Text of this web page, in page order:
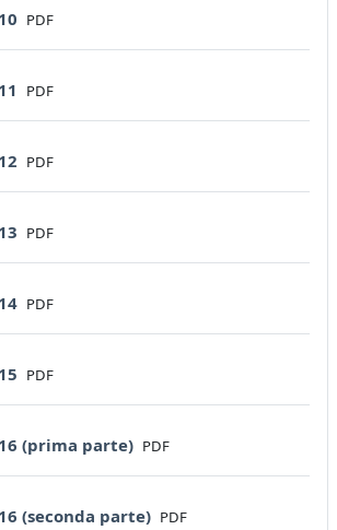
File
PDF
File
PDF
File
PDF
File
PDF
File
PDF
File
PDF
(prima parte) File
PDF
(seconda parte) File
PDF